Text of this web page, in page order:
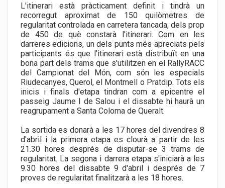
L'itinerari està pràcticament definit i tindrà un
recorregut aproximat de 150 quilòmetres de
regularitat controlada en carretera tancada, dels prop
de 450 de què constarà l'itinerari. Com en les
darreres edicions, un dels punts més apreciats pels
participants és que l'itinerari està distribuït en una
bona part dels trams que s'utilitzen en el RallyRACC
del Campionat del Món, com són les especials
Riudecanyes, Querol, el Montmell o Pratdip. Tots els
inicis i finals d'etapa tindran com a epicentre el
passeig Jaume I de Salou i el dissabte hi haurà un
reagrupament a Santa Coloma de Queralt.
La sortida es donarà a les 17 hores del divendres 8
d'abril i la primera etapa es clourà a partir de les
21.30 hores després de disputar-se 3 trams de
regularitat. La segona i darrera etapa s'iniciarà a les
9.30 hores del dissabte 9 d'abril i després de 7
proves de regularitat finalitzarà a les 18 hores.